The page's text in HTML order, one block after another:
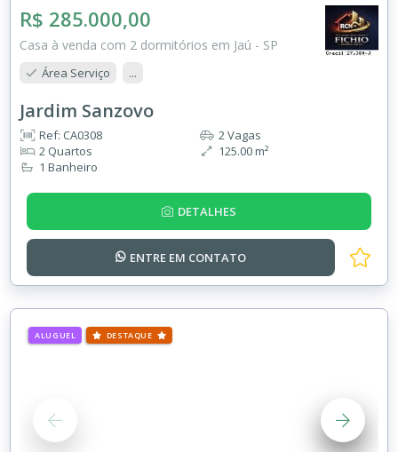
R$ 285.000,00
Casa à venda com 2 dormitórios em Jaú - SP
Área Serviço ...
Jardim Sanzovo
Ref: CA0308
2 Quartos
1 Banheiro
2 Vagas
125.00 m²
DETALHES
ENTRE EM CONTATO
ALUGUEL DESTAQUE